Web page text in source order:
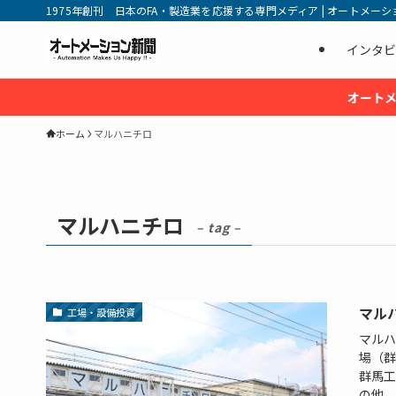
1975年創刊 日本のFA・製造業を応援する専門メディア | オートメー
インタ
オート
ホーム マルハニチロ
マルハニチロ – tag –
工場・設備投資 マル
マル
場（
群馬